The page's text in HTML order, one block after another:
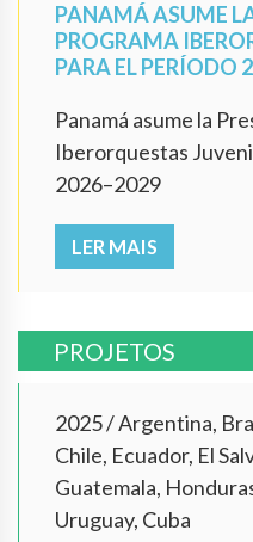
PANAMÁ ASUME
PROGRAMA
PARA EL PERÍODO
Panamá asume la
Iberorquestas
2026–2029
LER MAIS
PROJETOS
2025/Argentina,
Chile, Ecuador, El
Guatemala,
Uruguay, Cuba